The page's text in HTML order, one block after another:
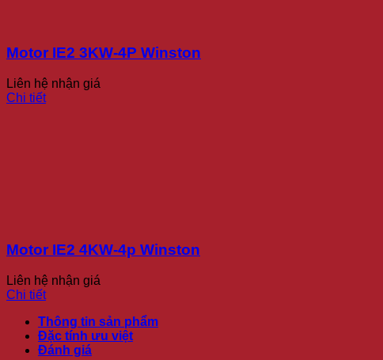
Motor IE2 3KW-4P Winston
Liên hệ nhận giá
Chi tiết
Motor IE2 4KW-4p Winston
Liên hệ nhận giá
Chi tiết
Thông tin sản phẩm
Đặc tính ưu việt
Đánh giá